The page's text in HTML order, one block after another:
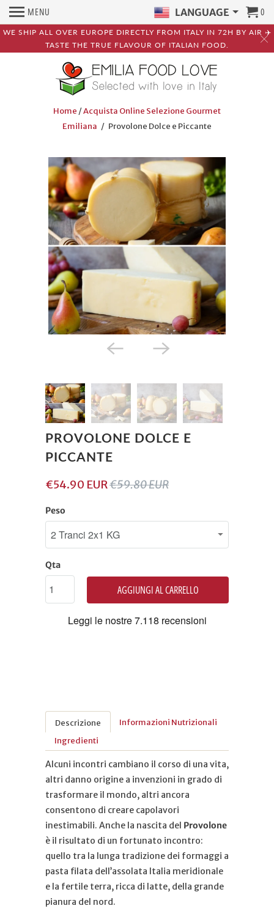
WE SHIP ALL OVER EUROPE DIRECTLY FROM ITALY IN 72H BY AIR ✈️
TASTE THE TRUE FLAVOUR OF ITALIAN FOOD.
MENU LANGUAGE 0
Home /Acquista Online Selezione Gourmet
Emiliana / Provolone Dolce e Piccante
PROVOLONE DOLCE E
PICCANTE
€54.90 EUR€59.80 EUR
Peso
Qta
AGGIUNGI AL CARRELLO
Descrizione
Informazioni Nutrizionali
Ingredienti
Alcuni incontri cambiano il corso di una vita,
altri danno origine a invenzioni in grado di
trasformare il mondo, altri ancora
consentono di creare capolavori
inestimabili. Anche la nascita del Provolone
è il risultato di un fortunato incontro:
quello tra la lunga tradizione dei formaggi a
pasta filata dell’assolata Italia meridionale
e la fertile terra, ricca di latte, della grande
pianura del nord.